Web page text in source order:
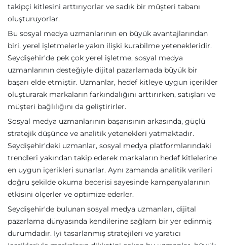
takipçi kitlesini arttırıyorlar ve sadık bir müşteri tabanı
oluşturuyorlar.
Bu sosyal medya uzmanlarının en büyük avantajlarından
biri, yerel işletmelerle yakın ilişki kurabilme yetenekleridir.
Seydişehir'de pek çok yerel işletme, sosyal medya
uzmanlarının desteğiyle dijital pazarlamada büyük bir
başarı elde etmiştir. Uzmanlar, hedef kitleye uygun içerikler
oluşturarak markaların farkındalığını arttırırken, satışları ve
müşteri bağlılığını da geliştirirler.
Sosyal medya uzmanlarının başarısının arkasında, güçlü
stratejik düşünce ve analitik yetenekleri yatmaktadır.
Seydişehir'deki uzmanlar, sosyal medya platformlarındaki
trendleri yakından takip ederek markaların hedef kitlelerine
en uygun içerikleri sunarlar. Aynı zamanda analitik verileri
doğru şekilde okuma becerisi sayesinde kampanyalarının
etkisini ölçerler ve optimize ederler.
Seydişehir'de bulunan sosyal medya uzmanları, dijital
pazarlama dünyasında kendilerine sağlam bir yer edinmiş
durumdadır. İyi tasarlanmış stratejileri ve yaratıcı